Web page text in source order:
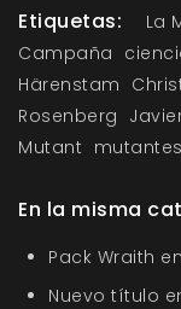
Etiquetas: La
Campaña
Härenstam
Rosenberg
Mutant mutantes
En la misma
Pack Wraith
Nuevo título